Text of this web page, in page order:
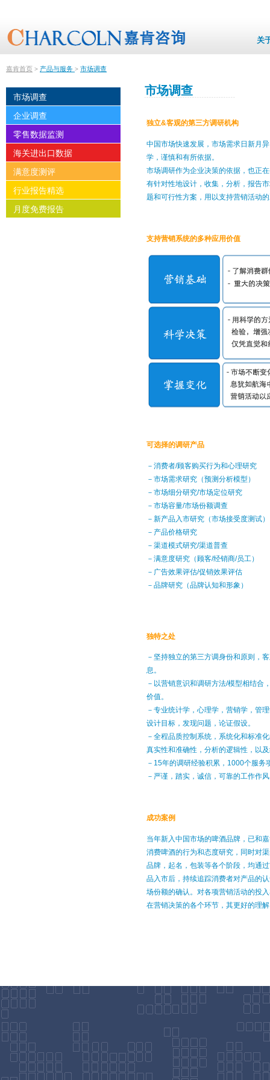
关
嘉肯首页 > 产品与服务 > 市场调查
市场调查
企业调查
零售数据监测
海关进出口数据
满意度测评
行业报告精选
月度免费报告
市场调查
独立&客观的第三方调研机构
中国市场快速发展，市场需求日新月
学，谨慎和有所依据。
市场调研作为企业决策的依据，也正
有针对性地设计，收集，分析，报告
题和可行性方案，用以支持营销活动
支持营销系统的多种应用价值
可选择的调研产品
－消费者/顾客购买行为和心理研究
－市场需求研究（预测分析模型）
－市场细分研究/市场定位研究
－市场容量/市场份额调查
－新产品入市研究（市场接受度测试）
－产品价格研究
－渠道模式研究/渠道普查
－满意度研究（顾客/经销商/员工）
－广告效果评估/促销效果评估
－品牌研究（品牌认知和形象）
独特之处
－坚持独立的第三方调身份和原则，
息。
－以营销意识和调研方法/模型相结合
价值。
－专业统计学，心理学，营销学，管
设计目标，发现问题，论证假设。
－全程品质控制系统，系统化和标准
真实性和准确性，分析的逻辑性，以
－15年的调研经验积累，1000个服
－严谨，踏实，诚信，可靠的工作作
成功案例
当年新入中国市场的啤酒品牌，已和
消费啤酒的行为和态度研究，同时对
品牌，起名，包装等各个阶段，均通
品入市后，持续追踪消费者对产品的
场份额的确认。对各项营销活动的投
在营销决策的各个环节，其更好的理